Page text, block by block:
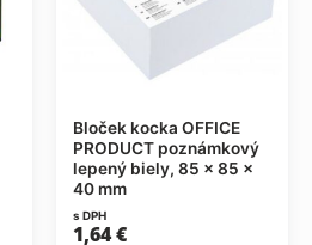
Bloček kocka OFFICE
PRODUCT poznámkový
lepený biely, 85 x 85 x
40 mm
1,64€
s DPH